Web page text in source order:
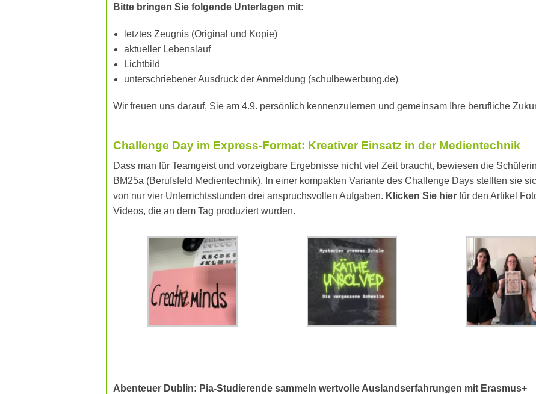
Bitte bringen Sie folgende Unterlagen mit:
letztes Zeugnis (Original und Kopie)
aktueller Lebenslauf
Lichtbild
unterschriebener Ausdruck der Anmeldung (schulbewerbung.de)
Wir freuen uns darauf, Sie am 4.9. persönlich kennenzulernen und gemeinsam Ihre berufliche
Challenge Day im Express-Format: Kreativer Einsatz in der Medientechnik
Dass man für Teamgeist und vorzeigbare Ergebnisse nicht viel Zeit braucht, bewiesen die
BM25a (Berufsfeld Medientechnik). In einer kompakten Variante des Challenge Days stellten sie
von nur vier Unterrichtsstunden drei anspruchsvollen Aufgaben. Klicken Sie hier für den Artikel
Videos, die an dem Tag produziert wurden.
Abenteuer Dublin: Pia-Studierende sammeln wertvolle Auslandserfahrungen mit Erasmus+